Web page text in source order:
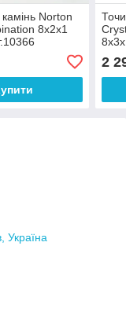
Norton
8х2х1
2
Україна